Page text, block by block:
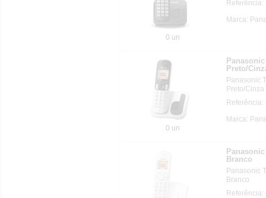
0 un
Referência:
Marca:
0 un
Preto/
Panasonic
Preto/Cinza
Referência:
Marca:
Branco
Panasonic
Branco
Referência: